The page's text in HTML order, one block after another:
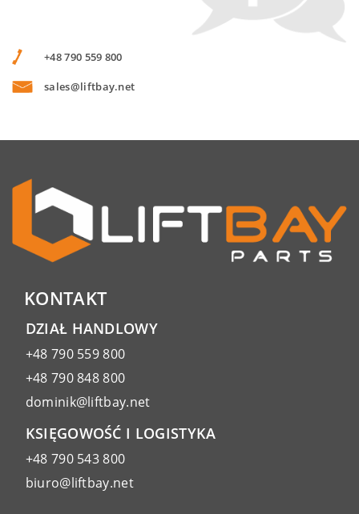
+48 790 559 800
sales@liftbay.net
KONTAKT
DZIAŁ HANDLOWY
+48 790 559 800
+48 790 848 800
dominik@liftbay.net
KSIĘGOWOŚĆ I LOGISTYKA
+48 790 543 800
biuro@liftbay.net